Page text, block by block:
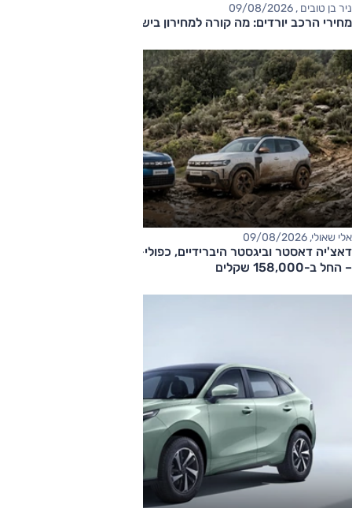
ניר בן טובים , 09/08/2026
מחירי הרכב יורדים: מה קורה למחירון בישראל?
אלי שאולי, 09/08/2026
דאצ'יה דאסטר וביגסטר היברידיים, כפולי-הנעה עם תיבה אוטומטית
– החל ב-158,000 שקלים